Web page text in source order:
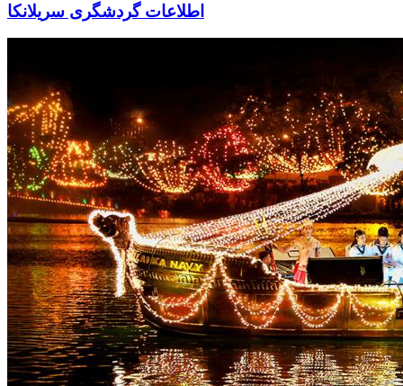
اطلاعات گردشگری سریلانکا